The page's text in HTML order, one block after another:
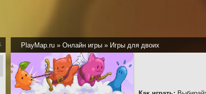
PlayMap.ru » Онлайн игры » Игры для двоих